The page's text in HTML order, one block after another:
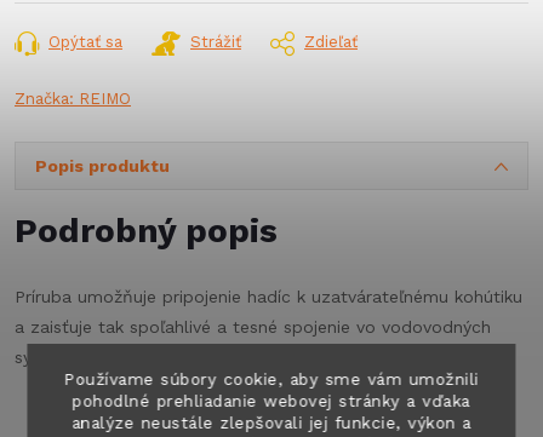
Používame súbory cookie, aby sme vám umožnili
pohodlné prehliadanie webovej stránky a vďaka
analýze neustále zlepšovali jej funkcie, výkon a
Opýtať sa Strážiť Zdieľať
Značka: REIMO
Popis produktu
Podrobný popis
Príruba umožňuje pripojenie hadíc k uzatvárateľnému kohútiku
a zaisťuje tak spoľahlivé a tesné spojenie vo vodovodných
systémoch karavanov, obytných vozidiel a lodí.
Pripojenie k hadici s priemerom 10 mm